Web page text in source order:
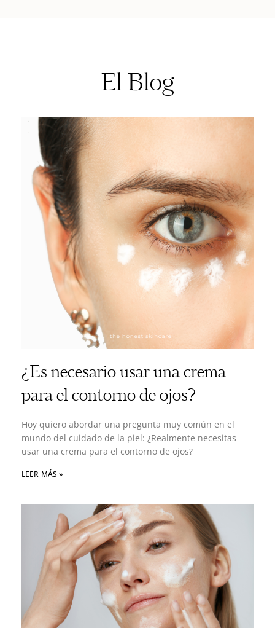
El Blog
¿Es necesario usar una crema
para el contorno de ojos?
Hoy quiero abordar una pregunta muy común en el
mundo del cuidado de la piel: ¿Realmente necesitas
usar una crema para el contorno de ojos?
LEER MÁS »